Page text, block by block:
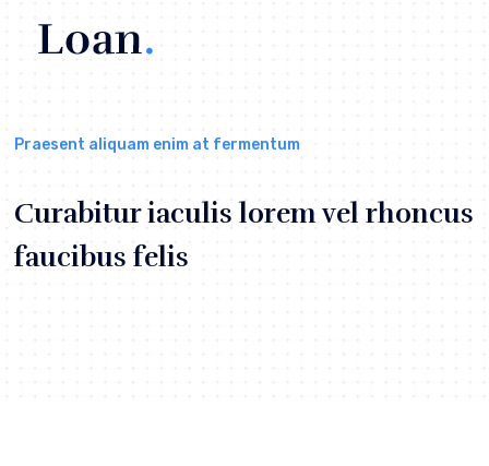
Praesent aliquam enim at fermentum
Curabitur iaculis lorem vel rhoncus
faucibus felis